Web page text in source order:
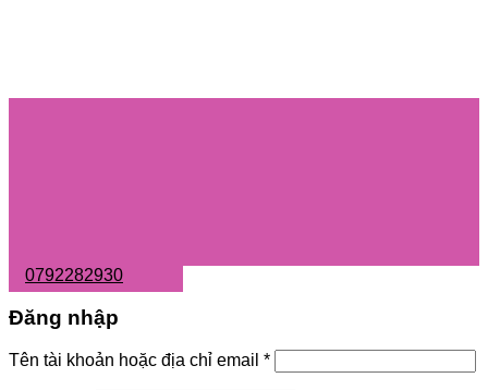
0792282930
Đăng nhập
Tên tài khoản hoặc địa chỉ email *